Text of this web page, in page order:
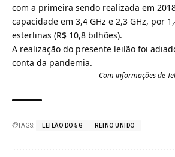
com a primeira sendo realizada em
capacidade em 3,4 GHz e 2,3 GHz, por
esterlinas (R$ 10,8 bilhões).
A realização do presente leilão foi
conta da pandemia.
Com informações de
TAGS: LEILÃO DO 5G REINO UNIDO